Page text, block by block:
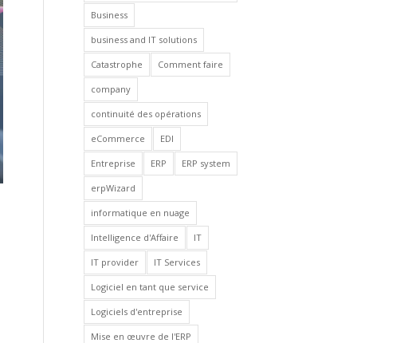
Business
business and IT solutions
Catastrophe Comment faire
company
continuité des opérations
eCommerce EDI
Entreprise ERP ERP system
erpWizard
informatique en nuage
Intelligence d'Affaire IT
IT provider IT Services
Logiciel en tant que service
Logiciels d'entreprise
Mise en œuvre de l'ERP